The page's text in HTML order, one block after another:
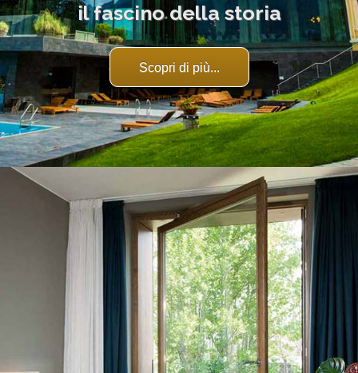
il fascino della storia
Scopri di più...